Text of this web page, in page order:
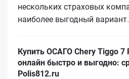
нескольких страховых
наиболее выгодный вариант.
Купить ОСАГО Chery Tiggo 7
онлайн быстро и выгодно:
Polis812.ru